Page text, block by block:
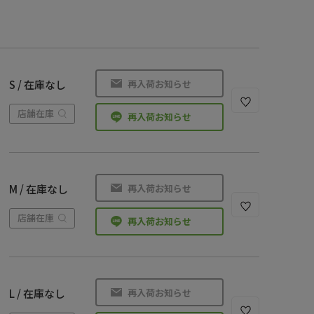
S / 在庫なし
店舗在庫
再入荷お知らせ
再入荷お知らせ
M / 在庫なし
店舗在庫
再入荷お知らせ
再入荷お知らせ
L / 在庫なし 再入荷お知らせ